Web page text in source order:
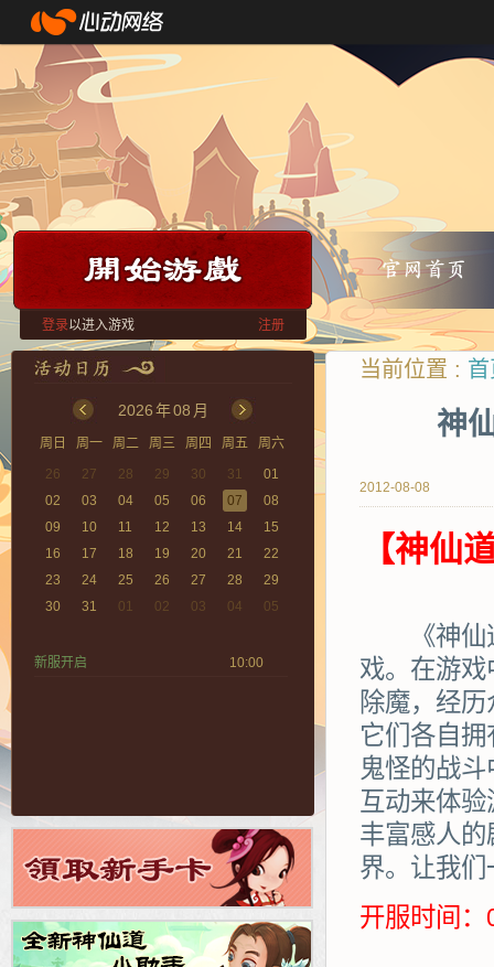
登录以进入游戏 注册
2026年08 月
周日 周一 周二 周三 周四 周五
周六
26
27 28 29 30 31
01
02
03 04 05 06 07
08
09
10 11 12 13 14
15
16
17 18 19 20 21
22
23
24 25 26 27 28
29
30
31 01 02 03 04 05
新服开启 10:00
当前位置 :
神
2012-08-08
【神仙
《神仙道
戏。在游
除魔，经
它们各自
鬼怪的战
互动来体
丰富感人
界。让我们
开服时间